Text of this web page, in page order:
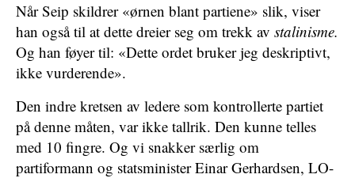
Når Seip skildrer «ørnen blant partiene» slik, viser
han også til at dette dreier seg om trekk av stalinisme.
Og han føyer til: «Dette ordet bruker jeg deskriptivt,
ikke vurderende».
Den indre kretsen av ledere som kontrollerte partiet
på denne måten, var ikke tallrik. Den kunne telles
med 10 fingre. Og vi snakker særlig om
partiformann og statsminister Einar Gerhardsen, LO-